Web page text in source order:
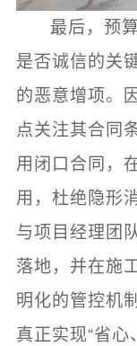
最后，预
是否诚信的关
的恶意增项。
点关注其合同
用闭口合同，
用，杜绝隐形
与项目经理团
落地，并在施
明化的管控机
真正实现“省心